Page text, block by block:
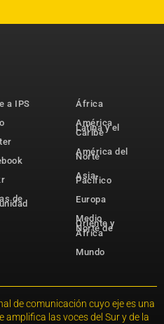
a IPS
de
África
América
Latina y el
Caribe
América del
Norte
Asia-
Pacífico
Europa
Medio
Oriente y
Norte de
África
Mundo
de comunicación cuyo eje es una
las voces del Sur y de la